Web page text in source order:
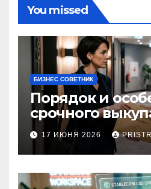
You missed
БИЗНЕС СОВЕТНИК
Порядок и
срочного
срок 1–3 дня
17 ИЮНЯ 2026